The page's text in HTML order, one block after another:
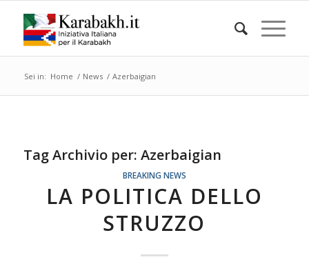
Sei in: Home / News / Azerbaigian
Tag Archivio per: Azerbaigian
BREAKING NEWS
LA POLITICA DELLO
STRUZZO